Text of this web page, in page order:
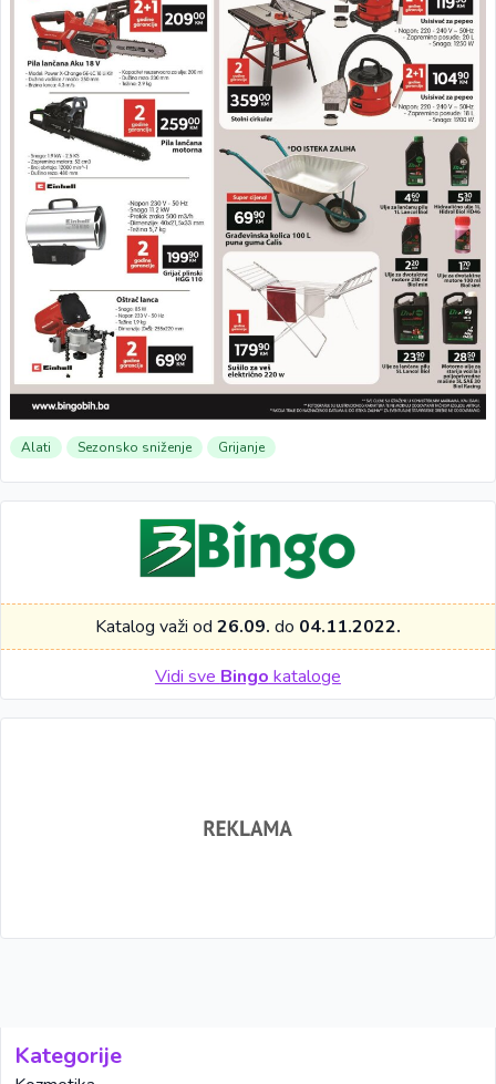
Kategorije
Alati Sezonsko sniženje Grijanje
Katalog važi od 26.09. do 04.11.2022.
Vidi sve Bingo kataloge